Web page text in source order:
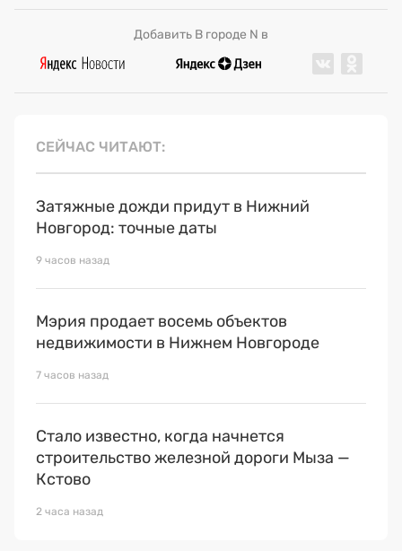
Добавить В городе N в
СЕЙЧАС ЧИТАЮТ
Затяжные дожди придут в Нижний
Новгород: точные даты
9 часов назад
Мэрия продает восемь объектов
недвижимости в Нижнем Новгороде
7 часов назад
Стало известно, когда начнется
строительство железной дороги Мыза —
Кстово
2 часа назад